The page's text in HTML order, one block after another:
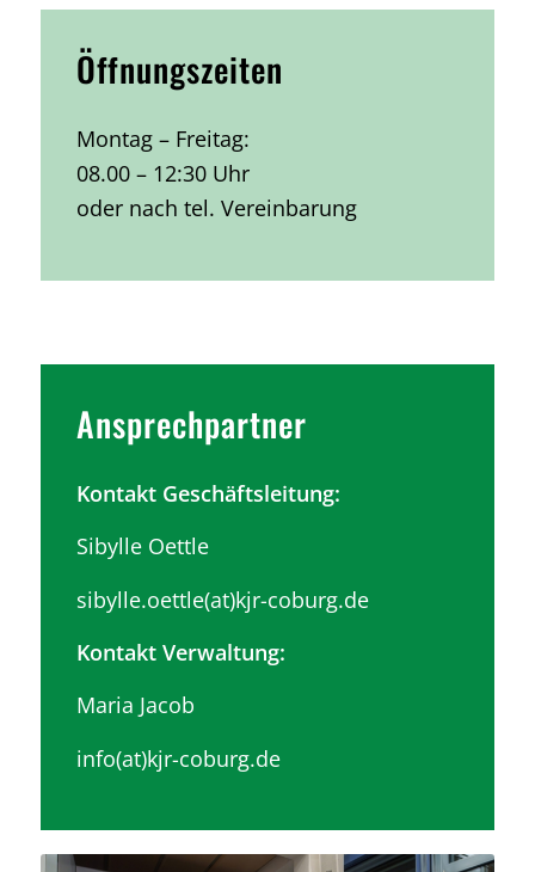
Öffnungszeiten
Montag – Freitag:
08.00 – 12:30 Uhr
oder nach tel. Vereinbarung
Ansprechpartner
Kontakt Geschäftsleitung:
Sibylle Oettle
sibylle.oettle(at)kjr-coburg.de
Kontakt Verwaltung:
Maria Jacob
info(at)kjr-coburg.de